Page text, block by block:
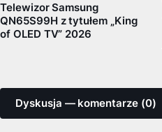
Telewizor Samsung
QN65S99H z tytułem „King
of OLED TV” 2026
Dyskusja — komentarze (0)